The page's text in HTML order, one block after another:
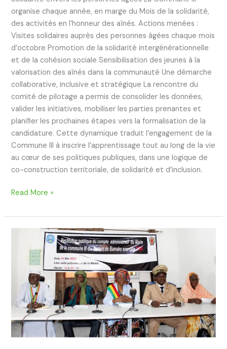
organise chaque année, en marge du Mois de la solidarité,
des activités en l’honneur des aînés. Actions menées :
Visites solidaires auprès des personnes âgées chaque mois
d’octobre Promotion de la solidarité intergénérationnelle
et de la cohésion sociale Sensibilisation des jeunes à la
valorisation des aînés dans la communauté Une démarche
collaborative, inclusive et stratégique La rencontre du
comité de pilotage a permis de consolider les données,
valider les initiatives, mobiliser les parties prenantes et
planifier les prochaines étapes vers la formalisation de la
candidature. Cette dynamique traduit l’engagement de la
Commune III à inscrire l’apprentissage tout au long de la vie
au cœur de ses politiques publiques, dans une logique de
co-construction territoriale, de solidarité et d’inclusion.
Read More »
RESTITUTION
COMPTE
ADMINISTRATIF
EXERCICE
2024
DU
MAIRE
DE